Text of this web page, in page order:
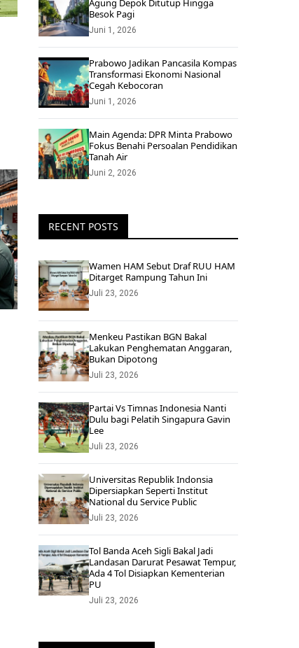
Agung Depok Ditutup Hingga
Besok Pagi
Juni 1, 2026
Prabowo Jadikan Pancasila Kompas
Transformasi Ekonomi Nasional
Cegah Kebocoran
Juni 1, 2026
Main Agenda: DPR Minta Prabowo
Fokus Benahi Persoalan Pendidikan
Tanah Air
Juni 2, 2026
RECENT POSTS
Wamen HAM Sebut Draf RUU HAM
Ditarget Rampung Tahun Ini
Juli 23, 2026
Menkeu Pastikan BGN Bakal
Lakukan Penghematan Anggaran,
Bukan Dipotong
Juli 23, 2026
Partai Vs Timnas Indonesia Nanti
Dulu bagi Pelatih Singapura Gavin
Lee
Juli 23, 2026
Universitas Republik Indonsia
Dipersiapkan Seperti Institut
National du Service Public
Juli 23, 2026
Tol Banda Aceh Sigli Bakal Jadi
Landasan Darurat Pesawat Tempur,
Ada 4 Tol Disiapkan Kementerian
PU
Juli 23, 2026